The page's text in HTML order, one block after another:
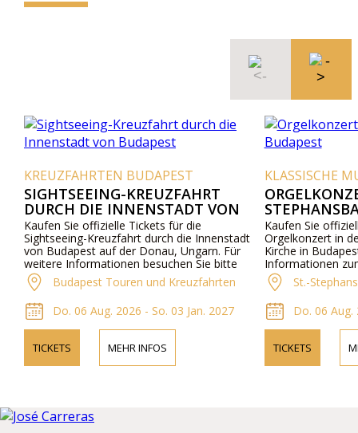
KREUZFAHRTEN BUDAPEST
SIGHTSEEING-KREUZFAHRT
DURCH DIE INNENSTADT VON
BUDAPEST
Kaufen Sie offizielle Tickets für die
Sightseeing-Kreuzfahrt durch die Innenstadt
von Budapest auf der Donau, Ungarn. Für
weitere Informationen besuchen Sie bitte
unsere Website.
Budapest Touren und Kreuzfahrten
Do. 06 Aug. 2026 - So. 03 Jan. 2027
TICKETS MEHR INFOS
KLASSISCHE
Kaufen Sie
Orgelkonzert in
Kirche in
Informationen
Preisen finden
kontaktieren Sie
St.-
Do. 06
TICKETS